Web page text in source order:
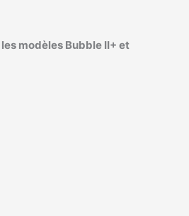
modèles Bubble II+ et